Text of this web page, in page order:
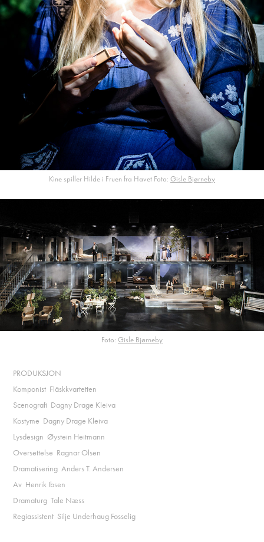
Kine spiller Hilde i Fruen fra Havet Foto: Gisle Bjørneby
Foto: Gisle Bjørneby
PRODUKSJON
Komponist Fläskkvartetten
Scenografi Dagny Drage Kleiva
Kostyme Dagny Drage Kleiva
Lysdesign Øystein Heitmann
Oversettelse Ragnar Olsen
Dramatisering Anders T. Andersen
Av Henrik Ibsen
Dramaturg Tale Næss
Regiassistent Silje Underhaug Fosselig